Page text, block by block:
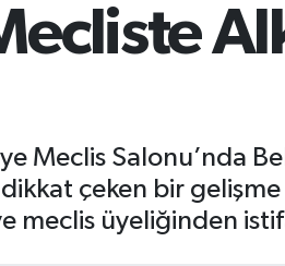
Meclis Salonu’nda
çeken bir gelişme
meclis üyeliğinden